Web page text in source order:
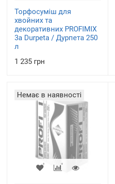
Торфосуміш для
хвойних та
декоративних PROFIMIX
3a Durpeta / Дурпета 250
л
1 235 грн
Немає в наявності